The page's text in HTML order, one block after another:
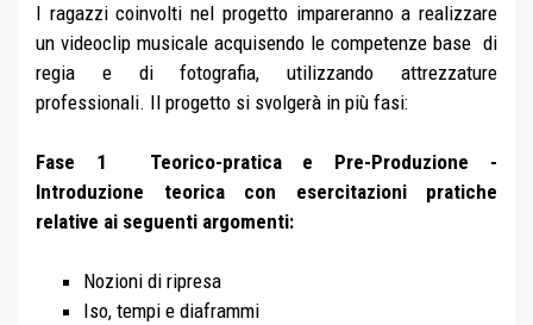
I ragazzi coinvolti nel progetto impareranno a realizzare
un videoclip musicale acquisendo le competenze base di
regia e di fotografia, utilizzando attrezzature
professionali. Il progetto si svolgerà in più fasi:
Fase 1 Teorico-pratica e Pre-Produzione -
Introduzione teorica con esercitazioni pratiche
relative ai seguenti argomenti:
Nozioni di ripresa
Iso, tempi e diaframmi